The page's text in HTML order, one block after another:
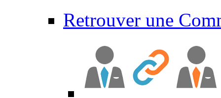
Retrouver une